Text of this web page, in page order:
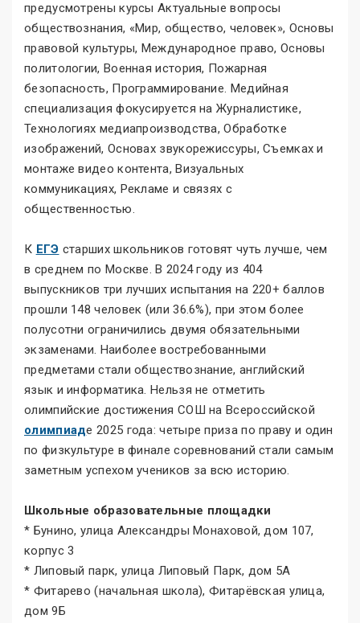
предусмотрены курсы Актуальные вопросы
обществознания, «Мир, общество, человек», Основы
правовой культуры, Международное право, Основы
политологии, Военная история, Пожарная
безопасность, Программирование. Медийная
специализация фокусируется на Журналистике,
Технологиях медиапроизводства, Обработке
изображений, Основах звукорежиссуры, Съемках и
монтаже видео контента, Визуальных
коммуникациях, Рекламе и связях с
общественностью.
К ЕГЭ старших школьников готовят чуть лучше, чем
в среднем по Москве. В 2024 году из 404
выпускников три лучших испытания на 220+ баллов
прошли 148 человек (или 36.6%), при этом более
полусотни ограничились двумя обязательными
экзаменами. Наиболее востребованными
предметами стали обществознание, английский
язык и информатика. Нельзя не отметить
олимпийские достижения СОШ на Всероссийской
олимпиаде 2025 года: четыре приза по праву и один
по физкультуре в финале соревнований стали самым
заметным успехом учеников за всю историю.
Школьные образовательные площадки
* Бунино, улица Александры Монаховой, дом 107,
корпус 3
* Липовый парк, улица Липовый Парк, дом 5А
* Фитарево (начальная школа), Фитарёвская улица,
дом 9Б